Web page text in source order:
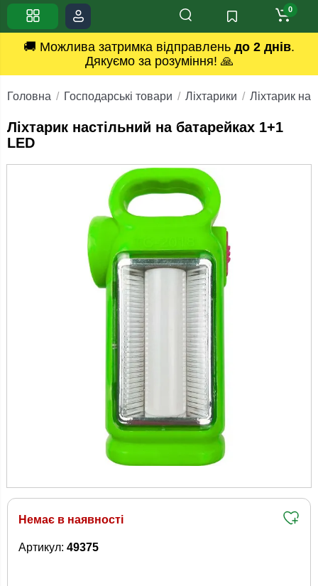
🚚 Можлива затримка відправлень до 2 днів.
Дякуємо за розуміння! 🙏
0
Головна Господарські товари Ліхтарики Ліхтарик
Ліхтарик настільний на батарейках 1+1
LED
Немає в наявності
Артикул: 49375